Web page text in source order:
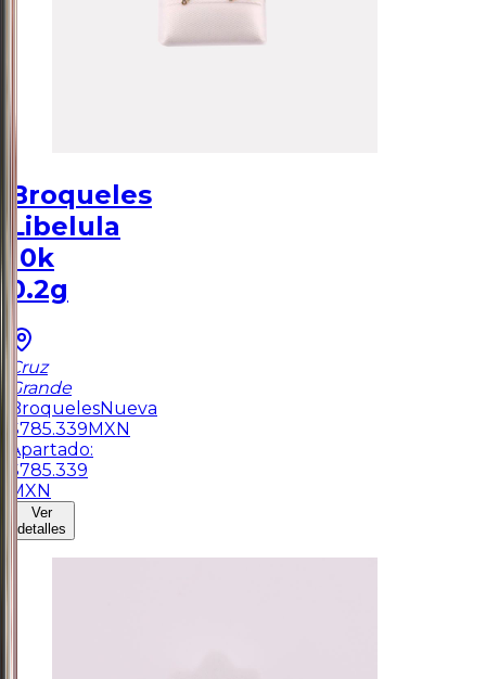
Broqueles
Libelula
10k
0.2g
Cruz
Grande
BroquelesNueva
$785.339MXN
Apartado:
$785.339
MXN
Ver
detalles